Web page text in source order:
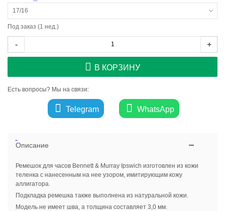
17/16
Под заказ (1 нед.)
- +
В КОРЗИНУ
Есть вопросы? Мы на связи:
Telegram WhatsApp
Описание
Ремешок для часов Bennett & Murray Ipswich изготовлен из кожи
теленка с нанесенным на нее узором, имитирующим кожу
аллигатора.
Подкладка ремешка также выполнена из натуральной кожи.
Модель не имеет шва, а толщина составляет 3,0 мм.